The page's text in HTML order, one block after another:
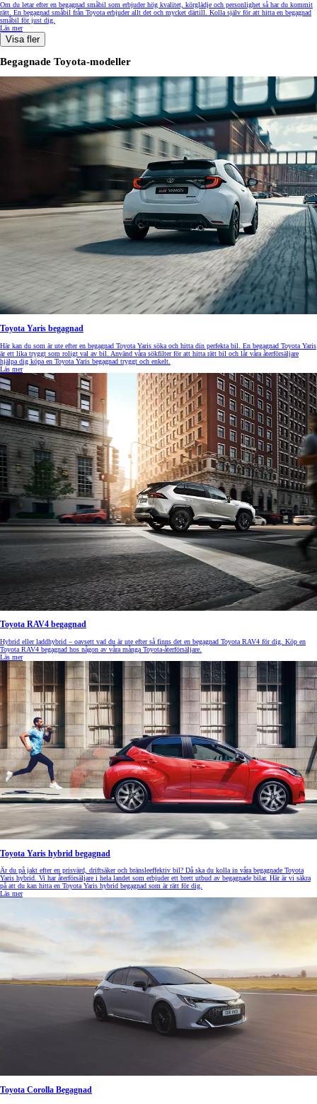
Om du letar efter en begagnad småbil som erbjuder hög kvalitet, körglädje och personlighet så har du kommit
rätt. En begagnad småbil från Toyota erbjuder allt det och mycket därtill. Kolla själv för att hitta en begagnad
småbil för just dig.
Läs mer
Visa fler
Begagnade Toyota-modeller
Toyota Yaris begagnad
Här kan du som är ute efter en begagnad Toyota Yaris söka och hitta din perfekta bil. En begagnad Toyota Yaris
är ett lika tryggt som roligt val av bil. Använd våra sökfilter för att hitta rätt bil och låt våra återförsäljare
hjälpa dig köpa en Toyota Yaris begagnad tryggt och enkelt.
Läs mer
Toyota RAV4 begagnad
Hybrid eller laddhybrid – oavsett vad du är ute efter så finns det en begagnad Toyota RAV4 för dig. Köp en
Toyota RAV4 begagnad hos någon av våra många Toyota-återförsäljare.
Läs mer
Toyota Yaris hybrid begagnad
Är du på jakt efter en prisvärd, driftsäker och bränsleeffektiv bil? Då ska du kolla in våra begagnade Toyota
Yaris hybrid. Vi har återförsäljare i hela landet som erbjuder ett brett utbud av begagnade bilar. Här är vi säkra
på att du kan hitta en Toyota Yaris hybrid begagnad som är rätt för dig.
Läs mer
Toyota Corolla Begagnad